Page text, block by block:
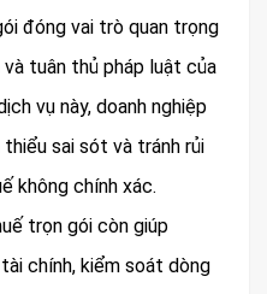
đóng vai trò quan trọng
tuân thủ pháp luật của
vụ này, doanh nghiệp
sai sót và tránh rủi
không chính xác.
trọn gói còn giúp
chính, kiểm soát dòng